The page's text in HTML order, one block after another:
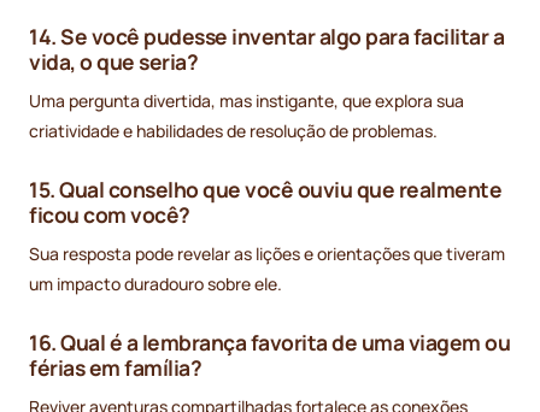
14. Se você pudesse inventar algo para facilitar a
vida, o que seria?
Uma pergunta divertida, mas instigante, que explora sua
criatividade e habilidades de resolução de problemas.
15. Qual conselho que você ouviu que realmente
ficou com você?
Sua resposta pode revelar as lições e orientações que tiveram
um impacto duradouro sobre ele.
16. Qual é a lembrança favorita de uma viagem ou
férias em família?
Reviver aventuras compartilhadas fortalece as conexões